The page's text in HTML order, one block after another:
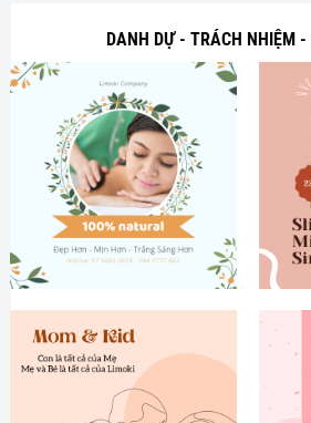
DANH DỰ - TRÁCH NHIỆM -